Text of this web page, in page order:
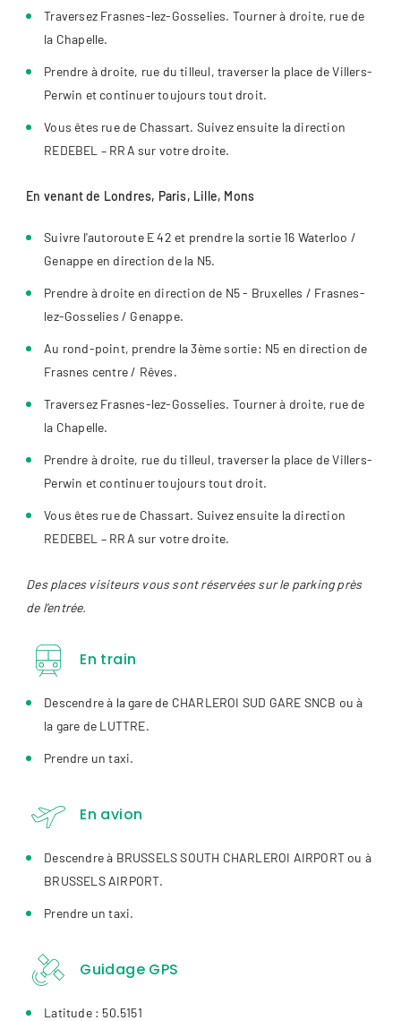
Traversez Frasnes-lez-Gosselies. Tourner à droite, rue de
la Chapelle.
Prendre à droite, rue du tilleul, traverser la place de Villers-
Perwin et continuer toujours tout droit.
Vous êtes rue de Chassart. Suivez ensuite la direction
REDEBEL – RRA sur votre droite.
En venant de Londres, Paris, Lille, Mons
Suivre l'autoroute E 42 et prendre la sortie 16 Waterloo /
Genappe en direction de la N5.
Prendre à droite en direction de N5 - Bruxelles / Frasnes-
lez-Gosselies / Genappe.
Au rond-point, prendre la 3ème sortie: N5 en direction de
Frasnes centre / Rêves.
Traversez Frasnes-lez-Gosselies. Tourner à droite, rue de
la Chapelle.
Prendre à droite, rue du tilleul, traverser la place de Villers-
Perwin et continuer toujours tout droit.
Vous êtes rue de Chassart. Suivez ensuite la direction
REDEBEL – RRA sur votre droite.
Des places visiteurs vous sont réservées sur le parking près
de l’entrée.
En train
Descendre à la gare de CHARLEROI SUD GARE SNCB ou à
la gare de LUTTRE.
Prendre un taxi.
En avion
Descendre à BRUSSELS SOUTH CHARLEROI AIRPORT ou à
BRUSSELS AIRPORT.
Prendre un taxi.
Guidage GPS
Latitude : 50.5151